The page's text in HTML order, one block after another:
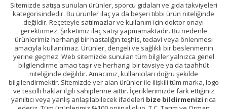
Sitemizde satışa sunulan ürünler, sporcu gıdaları ve gıda takviyeleri
kategorisindedir. Bu ürünler ilaç ya da beşeri tıbbi ürün niteliğinde
değildir. Reçeteyle satılmazlar ve kullanım için doktor onayı
gerektirmez. Şirketimiz ilaç satışı yapmamaktadır. Bu nedenle
ürünlerimiz herhangi bir hastalığın teşhis, tedavi veya önlenmesi
amacıyla kullanılmaz. Ürünler, dengeli ve sağlıklı bir beslenmenin
yerine geçmez. Web sitemizde sunulan tüm bilgiler yalnızca genel
bilgilendirme amacı taşır ve herhangi bir tavsiye ya da taahhüt
niteliğinde değildir. Amacımız, kullanıcıları doğru şekilde
bilgilendirmektir. Sitemizde yer alan ürünler ile ilişkili tüm marka, logo
ve tescilli haklar ilgili sahiplerine aittir. İçeriklerimizde fark ettiğiniz
yanıltıcı veya yanlış anlaşılabilecek ifadeleri bize bildirmenizi rica